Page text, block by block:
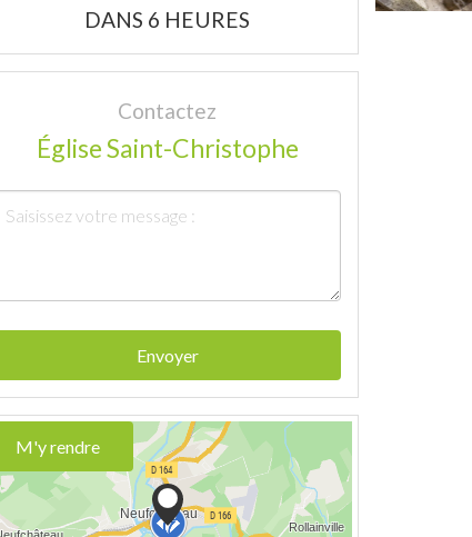
DANS 6 HEURES
Contactez
Église Saint-Christophe
Envoyer
M'y rendre